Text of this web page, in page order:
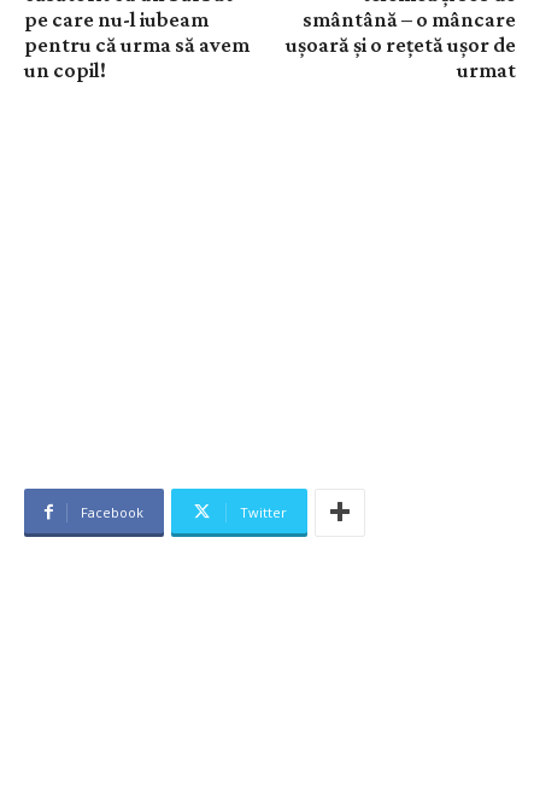
pe care nu-l iubeam
pentru că urma să avem
un copil!
smântână – o mâncare
ușoară și o rețetă ușor de
urmat
Facebook Twitter